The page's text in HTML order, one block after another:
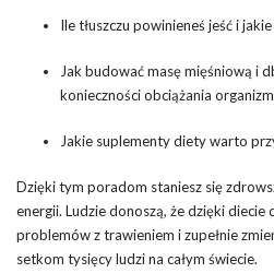
Ile tłuszczu powinieneś jeść i
Jak budować masę mięśniową i
konieczności obciążania
Jakie suplementy diety warto
Dzięki tym poradom staniesz się
energii. Ludzie donoszą, że dzięki
problemów z trawieniem i zupełnie
setkom tysięcy ludzi na całym świecie.